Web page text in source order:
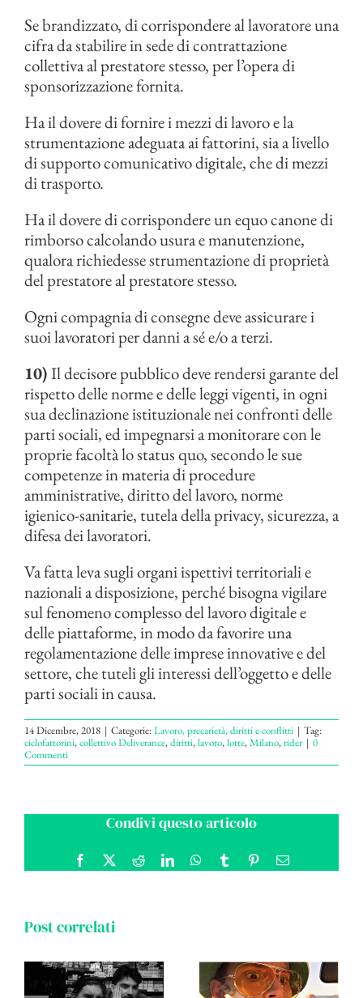
Se brandizzato, di corrispondere al lavoratore una
cifra da stabilire in sede di contrattazione
collettiva al prestatore stesso, per l’opera di
sponsorizzazione fornita.
Ha il dovere di fornire i mezzi di lavoro e la
strumentazione adeguata ai fattorini, sia a livello
di supporto comunicativo digitale, che di mezzi
di trasporto.
Ha il dovere di corrispondere un equo canone di
rimborso calcolando usura e manutenzione,
qualora richiedesse strumentazione di proprietà
del prestatore al prestatore stesso.
Ogni compagnia di consegne deve assicurare i
suoi lavoratori per danni a sé e/o a terzi.
10)Il decisore pubblico deve rendersi garante del
rispetto delle norme e delle leggi vigenti, in ogni
sua declinazione istituzionale nei confronti delle
parti sociali, ed impegnarsi a monitorare con le
proprie facoltà lo status quo, secondo le sue
competenze in materia di procedure
amministrative, diritto del lavoro, norme
igienico-sanitarie, tutela della privacy, sicurezza, a
difesa dei lavoratori.
Va fatta leva sugli organi ispettivi territoriali e
nazionali a disposizione, perché bisogna vigilare
sul fenomeno complesso del lavoro digitale e
delle piattaforme, in modo da favorire una
regolamentazione delle imprese innovative e del
settore, che tuteli gli interessi dell’oggetto e delle
parti sociali in causa.
14 Dicembre, 2018 | Categorie:Lavoro, precarietà, diritti e conflitti | Tag:
ciclofattorini,collettivo Deliverance,diritti,lavoro,lotte,Milano,rider | 0
Commenti
Condivi questo articolo
Facebook RedditLinkedInWhatsApp
Tumblr PinterestEmail
Post correlati